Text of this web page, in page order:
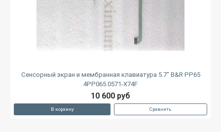
Сенсорный экран и мембранная клавиатура 5.7" B&R PP65
4PP065.0571-X74F
10 600 руб
В корзину Сравнить